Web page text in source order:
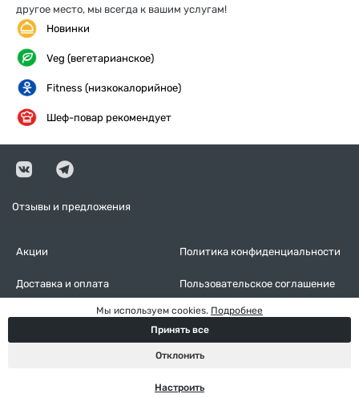
другое место, мы всегда к вашим услугам!
Новинки
Veg (вегетарианское)
Fitness (низкокалорийное)
Шеф-повар рекомендует
Отзывы и предложения
Акции
Доставка и оплата
Контакты
Политика конфиденциальности
Пользовательское соглашение
Оставить отзыв
Мы используем cookies. Подробнее
Принять все
Отклонить
Настроить